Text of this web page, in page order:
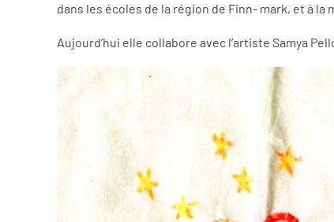
dans les écoles de la région de Finn- mark, et à la
Aujourd’hui elle collabore avec l’artiste Samya